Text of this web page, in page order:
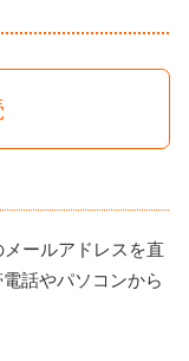
ールアドレスを直
話やパソコンから